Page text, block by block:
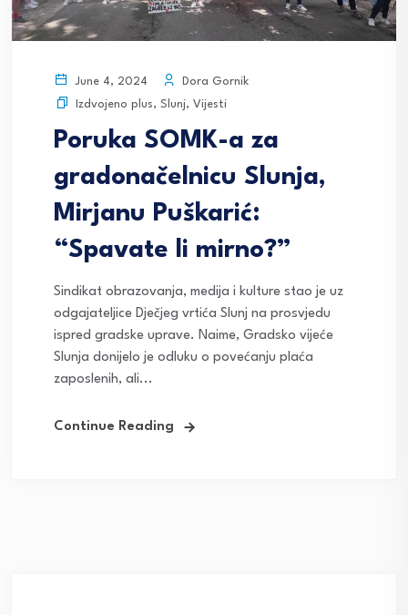
June 4, 2024
Dora Gornik
Izdvojeno plus, Slunj, Vijesti
Poruka SOMK-a za
gradonačelnicu Slunja,
Mirjanu Puškarić:
“Spavate li mirno?”
Sindikat obrazovanja, medija i kulture stao je uz
odgajateljice Dječjeg vrtića Slunj na prosvjedu
ispred gradske uprave. Naime, Gradsko vijeće
Slunja donijelo je odluku o povećanju plaća
zaposlenih, ali...
Continue Reading